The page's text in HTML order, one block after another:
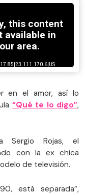
en el amor, así lo
“Qué te lo digo”,
Sergio Rojas, el
con la ex chica
de televisión.
está separada”,